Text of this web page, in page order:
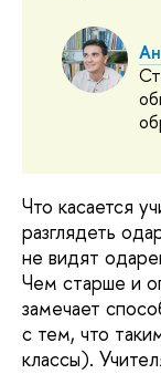
Что касается
разглядеть
не видят
Чем старше и
замечает
с тем, что
классы).